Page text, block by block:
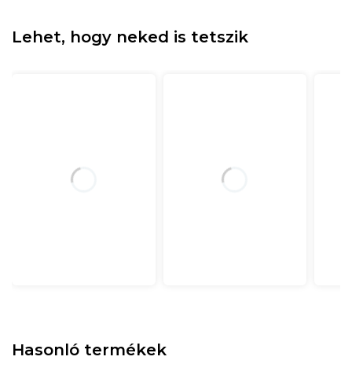
Lehet, hogy neked is tetszik
Hasonló termékek